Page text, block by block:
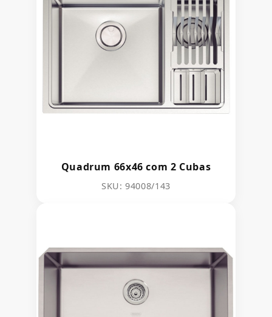
Quadrum 66x46 com 2 Cubas
SKU: 94008/143